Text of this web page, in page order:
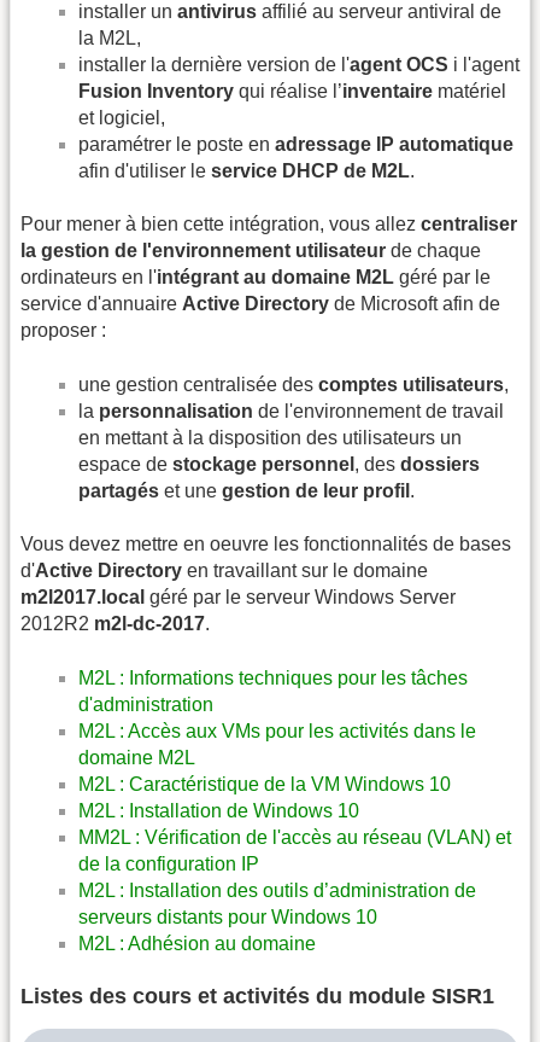
installer un antivirus affilié au serveur antiviral de
la M2L,
installer la dernière version de l'agent OCS i l'agent
Fusion Inventory qui réalise l’inventaire matériel
et logiciel,
paramétrer le poste en adressage IP automatique
afin d'utiliser le service DHCP de M2L.
Pour mener à bien cette intégration, vous allez centraliser
la gestion de l'environnement utilisateur de chaque
ordinateurs en l'intégrant au domaine M2L géré par le
service d'annuaire Active Directory de Microsoft afin de
proposer :
une gestion centralisée des comptes utilisateurs,
la personnalisation de l'environnement de travail
en mettant à la disposition des utilisateurs un
espace de stockage personnel , des dossiers
partagés et une gestion de leur profil .
Vous devez mettre en oeuvre les fonctionnalités de bases
d'Active Directory en travaillant sur le domaine
m2l2017.local géré par le serveur Windows Server
2012R2 m2l-dc-2017.
M2L : Informations techniques pour les tâches
d'administration
M2L : Accès aux VMs pour les activités dans le
domaine M2L
M2L : Caractéristique de la VM Windows 10
M2L : Installation de Windows 10
MM2L : Vérification de l'accès au réseau (VLAN) et
de la configuration IP
M2L : Installation des outils d’administration de
serveurs distants pour Windows 10
M2L : Adhésion au domaine
Listes des cours et activités du module SISR1